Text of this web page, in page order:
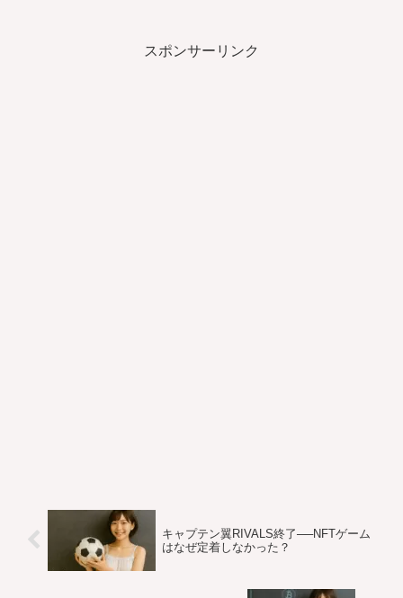
スポンサーリンク
キャプテン翼RIVALS終了──NFTゲーム
はなぜ定着しなかった？